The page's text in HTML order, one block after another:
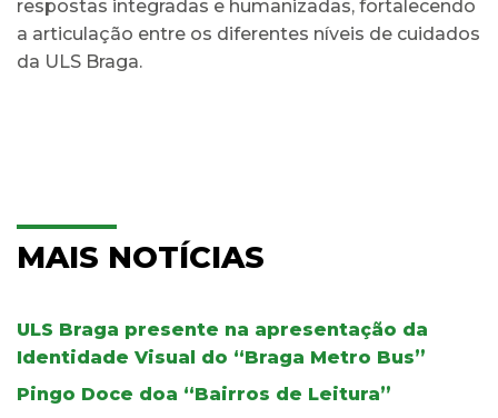
respostas integradas e humanizadas, fortalecendo
a articulação entre os diferentes níveis de cuidados
da ULS Braga.
MAIS NOTÍCIAS
ULS Braga presente na apresentação da
Identidade Visual do “Braga Metro Bus”
Pingo Doce doa “Bairros de Leitura”